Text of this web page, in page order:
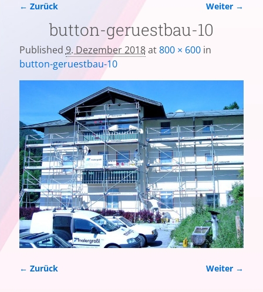
Bilder-Navigation
← Zurück Weiter →
button-geruestbau-10
Published 9. Dezember 2018at800 × 600in
button-geruestbau-10
← Zurück Weiter →